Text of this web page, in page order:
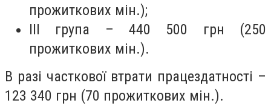
прожиткових мін.);
III група – 440 500 грн (250
прожиткових мін.).
В разі часткової втрати працездатності –
123 340 грн (70 прожиткових мін.).